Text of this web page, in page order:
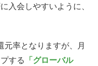
入会しやすいように、
率となりますが、月
する 「グローバル